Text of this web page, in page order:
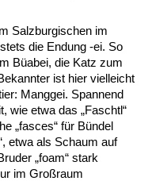
Salzburgischen im
die Endung -ei. So
Büabei, die Katz zum
ist hier vielleicht
Manggei. Spannend
wie etwa das „Faschtl“
„fasces“ für Bündel
etwa als Schaum auf
„foam“ stark
im Großraum